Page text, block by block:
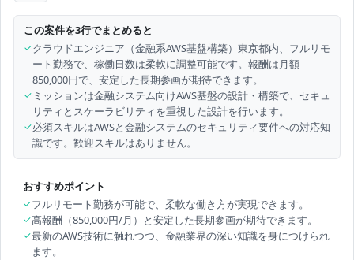
この案件を3行でまとめると
✓クラウドエンジニア（金融系AWS基盤構築）東京都内、フルリモ
ート勤務で、稼働日数は柔軟に調整可能です。報酬は月額
850,000円で、安定した長期参画が期待できます。
✓ ミッションは金融システム向けAWS基盤の設計・構築で、セキュ
リティとスケーラビリティを重視した設計を行います。
✓必須スキルはAWSと金融システムのセキュリティ要件への対応知
識です。歓迎スキルはありません。
おすすめポイント
✓フルリモート勤務が可能で、柔軟な働き方が実現できます。
✓高報酬（850,000円/月）と安定した長期参画が期待できます。
✓最新のAWS技術に触れつつ、金融業界の深い知識を身につけられ
ます。